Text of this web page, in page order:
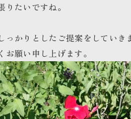
りたいですね。
っかりとしたご提案をしていき
お願い申し上げます。